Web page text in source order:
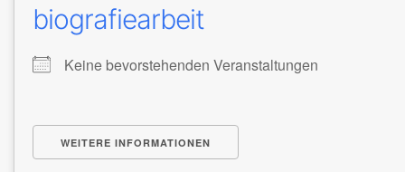
biografiearbeit
Keine bevorstehenden Veranstaltungen
WEITERE INFORMATIONEN